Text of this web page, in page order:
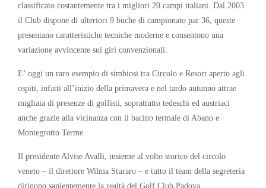
classificato costantemente tra i migliori 20 campi italiani. Dal 2003
il Club dispone di ulteriori 9 buche di campionato par 36, queste
presentano caratteristiche tecniche moderne e consentono una
variazione avvincente sui giri convenzionali.
E’ oggi un raro esempio di simbiosi tra Circolo e Resort aperto agli
ospiti, infatti all’inizio della primavera e nel tardo autunno attrae
migliaia di presenze di golfisti, soprattutto tedeschi ed austriaci
anche grazie alla vicinanza con il bacino termale di Abano e
Montegrotto Terme.
Il presidente Alvise Avalli, insieme al volto storico del circolo
veneto – il direttore Wilma Sturaro – e tutto il team della segreteria
dirigono sapientemente la realtà del Golf Club Padova.